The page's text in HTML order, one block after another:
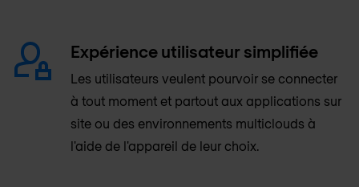
Expérience utilisateur simplifiée
Les utilisateurs veulent pourvoir se connecter
à tout moment et partout aux applications sur
site ou des environnements multiclouds à
l'aide de l'appareil de leur choix.